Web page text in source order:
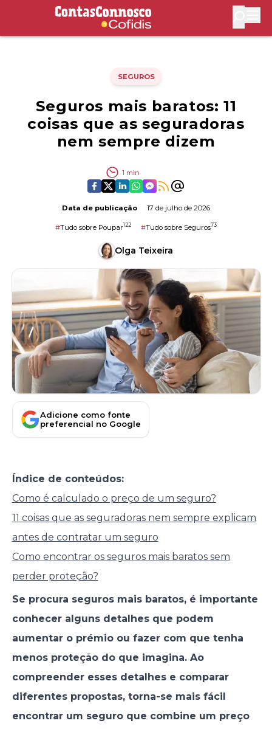
Contas Connosco by Cofidis
SEGUROS
Seguros mais baratos: 11
coisas que as seguradoras
nem sempre dizem
1 min
Data de publicação 17 de julho de 2026
#Tudo sobre Poupar122 #Tudo sobre Seguros73
Olga Teixeira
Adicione como fonte
preferencial no Google
Índice de conteúdos:
Como é calculado o preço de um seguro?
11 coisas que as seguradoras nem sempre explicam
antes de contratar um seguro
Como encontrar os seguros mais baratos sem
perder proteção?
Se procura seguros mais baratos, é importante
conhecer alguns detalhes que podem
aumentar o prémio ou fazer com que tenha
menos proteção do que imagina. Ao
compreender esses detalhes e comparar
diferentes propostas, torna-se mais fácil
encontrar um seguro que combine um preço